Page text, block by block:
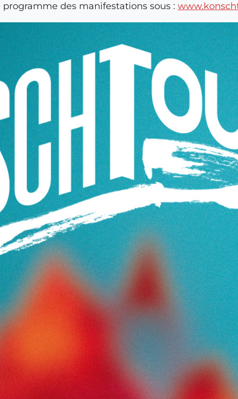
des manifestations sous :